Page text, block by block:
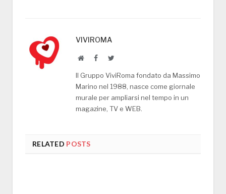
VIVIROMA
WebsiteFacebookTwitter
Il Gruppo ViviRoma fondato da Massimo
Marino nel 1988, nasce come giornale
murale per ampliarsi nel tempo in un
magazine, TV e WEB.
RELATED POSTS